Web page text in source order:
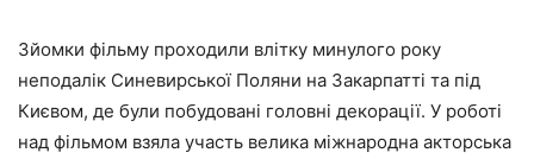
Зйомки фільму проходили влітку минулого року
неподалік Синевирської Поляни на Закарпатті та під
Києвом, де були побудовані головні декорації. У роботі
над фільмом взяла участь велика міжнародна акторська